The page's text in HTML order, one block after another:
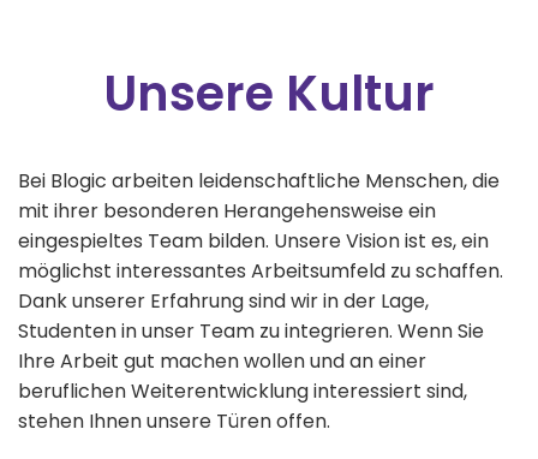
Unsere Kultur
Bei Blogic arbeiten leidenschaftliche Menschen, die
mit ihrer besonderen Herangehensweise ein
eingespieltes Team bilden. Unsere Vision ist es, ein
möglichst interessantes Arbeitsumfeld zu schaffen.
Dank unserer Erfahrung sind wir in der Lage,
Studenten in unser Team zu integrieren. Wenn Sie
Ihre Arbeit gut machen wollen und an einer
beruflichen Weiterentwicklung interessiert sind,
stehen Ihnen unsere Türen offen.